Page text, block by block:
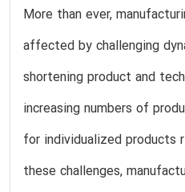
More than ever,
affected by challenging
shortening product and
increasing numbers of
for individualized products
these challenges,